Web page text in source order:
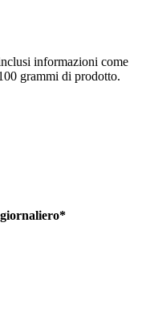
informazioni come
grammi di prodotto.
*